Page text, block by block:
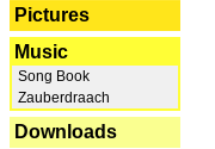
Pictures
Music
Song Book
Zauberdraach
Downloads